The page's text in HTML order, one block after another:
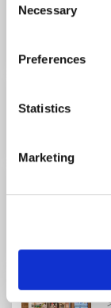
well as other
Selection
Necessary
Preferences
Statistics
Marketing